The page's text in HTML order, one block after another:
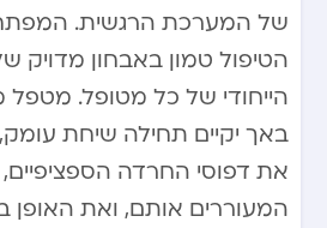
של המערכת הרגשית.
הטיפול טמון באבחון מדויק
הייחודי של כל מטופל.
באך יקיים תחילה שיחת
את דפוסי החרדה
המעוררים אותם, ואת האופן